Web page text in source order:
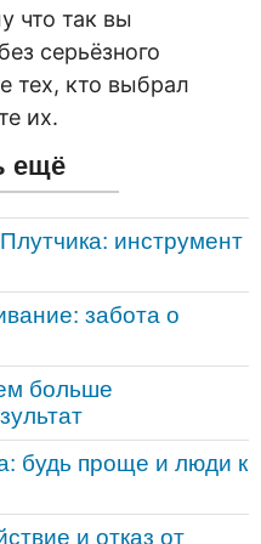
что так вы
серьёзного
тех, кто выбрал
их.
ещё
инструмент
забота о
больше
будь проще и люди к
и отказ от